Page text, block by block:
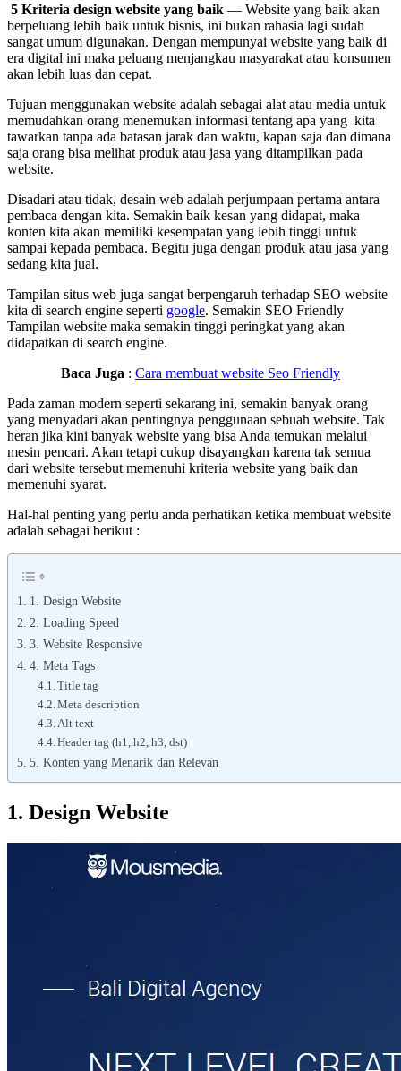
5 Kriteria design website yang baik — Website yang baik akan
berpeluang lebih baik untuk bisnis, ini bukan rahasia lagi sudah
sangat umum digunakan. Dengan mempunyai website yang baik di
era digital ini maka peluang menjangkau masyarakat atau konsumen
akan lebih luas dan cepat.
Tujuan menggunakan website adalah sebagai alat atau media untuk
memudahkan orang menemukan informasi tentang apa yang kita
tawarkan tanpa ada batasan jarak dan waktu, kapan saja dan dimana
saja orang bisa melihat produk atau jasa yang ditampilkan pada
website.
Disadari atau tidak, desain web adalah perjumpaan pertama antara
pembaca dengan kita. Semakin baik kesan yang didapat, maka
konten kita akan memiliki kesempatan yang lebih tinggi untuk
sampai kepada pembaca. Begitu juga dengan produk atau jasa yang
sedang kita jual.
Tampilan situs web juga sangat berpengaruh terhadap SEO website
kita di search engine seperti google. Semakin SEO Friendly
Tampilan website maka semakin tinggi peringkat yang akan
didapatkan di search engine.
Baca Juga : Cara membuat website Seo Friendly
Pada zaman modern seperti sekarang ini, semakin banyak orang
yang menyadari akan pentingnya penggunaan sebuah website. Tak
heran jika kini banyak website yang bisa Anda temukan melalui
mesin pencari. Akan tetapi cukup disayangkan karena tak semua
dari website tersebut memenuhi kriteria website yang baik dan
memenuhi syarat.
Hal-hal penting yang perlu anda perhatikan ketika membuat website
adalah sebagai berikut :
1. Design Website
2. Loading Speed
3. Website Responsive
4. Meta Tags
Title tag
Meta description
Alt text
Header tag (h1, h2, h3, dst)
5. Konten yang Menarik dan Relevan
1. Design Website